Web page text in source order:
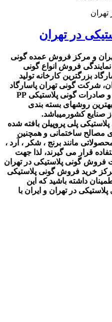
در تهران
و مرکز فروش عمده گونی
فروش انواع گونی
بزرگترین کارخانه تولید
شرکت گونی تهران پاسارگاد
دارای گواهینامه ISO با تجربه تهیه و صادرات گونی پلاستیکی PP
روشهای بسته بندی
کشورمیباشد.
پلی پروپیلن بافته شده
مصالح ساختمانی و همچنین
مانند برنج ، شکر ، آرد ،
قرار می گیرند، لذا جهت
فروش گونی پلاستیکی در تهران
خرید فروش گونی پلاستیکی
داشته باشید که این
در تهران و ایران با